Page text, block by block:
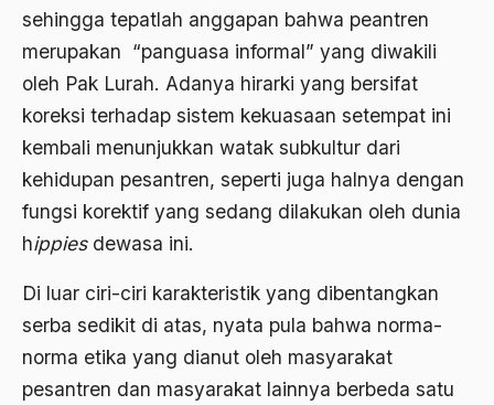
sehingga tepatlah anggapan bahwa peantren
merupakan “panguasa informal” yang diwakili
oleh Pak Lurah. Adanya hirarki yang bersifat
koreksi terhadap sistem kekuasaan setempat ini
kembali menunjukkan watak subkultur dari
kehidupan pesantren, seperti juga halnya dengan
fungsi korektif yang sedang dilakukan oleh dunia
hippiesdewasa ini.
Di luar ciri-ciri karakteristik yang dibentangkan
serba sedikit di atas, nyata pula bahwa norma-
norma etika yang dianut oleh masyarakat
pesantren dan masyarakat lainnya berbeda satu
Amien Rais
Amin Iskandar
Amir Syakib Arsalan
Amirn Rais
amrozi
Andi Mallarangeng
Andre Gide